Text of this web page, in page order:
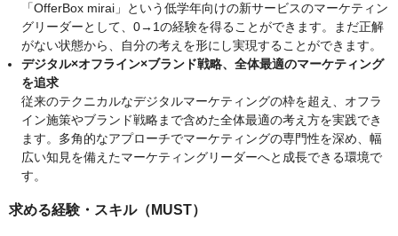
「OfferBox mirai」という低学年向けの新サービスのマーケティン
グリーダーとして、0→1の経験を得ることができます。まだ正解
がない状態から、自分の考えを形にし実現することができます。
デジタル×オフライン×ブランド戦略、全体最適のマーケティング
を追求
従来のテクニカルなデジタルマーケティングの枠を超え、オフラ
イン施策やブランド戦略まで含めた全体最適の考え方を実践でき
ます。多角的なアプローチでマーケティングの専門性を深め、幅
広い知見を備えたマーケティングリーダーへと成長できる環境で
す。
求める経験・スキル（MUST）